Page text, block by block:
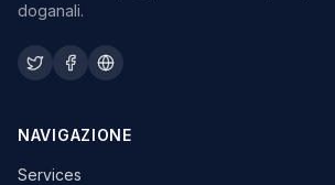
doganali.
NAVIGAZIONE
Services